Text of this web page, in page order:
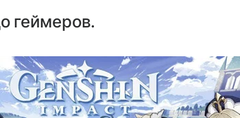
геймеров.